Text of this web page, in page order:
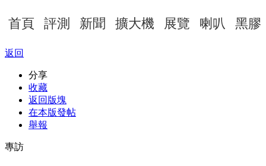
首頁 評測 新聞 擴大機 展覽 喇叭 黑膠
返回
分享
收藏
返回版塊
在本版發帖
舉報
專訪